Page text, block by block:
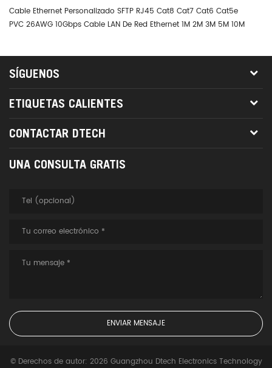
Cable Ethernet Personalizado SFTP RJ45 Cat8 Cat7 Cat6 Cat5e
PVC 26AWG 10Gbps Cable LAN De Red Ethernet 1M 2M 3M 5M 10M
SÍGUENOS
ETIQUETAS CALIENTES
CONTACTAR DTECH
UNA CONSULTA GRATIS
© Derechos de autor: 2026 Guangzhou Dtech Electronics Technology